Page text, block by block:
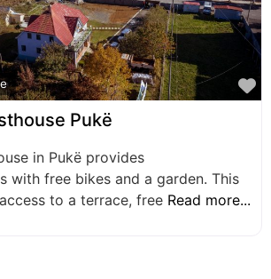
Pukë
in Pukë provides
with free bikes and a garden. This
to a terrace, free Read more...